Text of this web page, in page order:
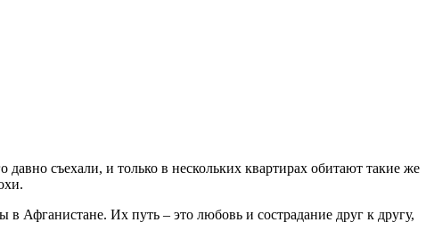
съехали, и только в нескольких квартирах обитают такие же
Их путь – это любовь и сострадание друг к другу,